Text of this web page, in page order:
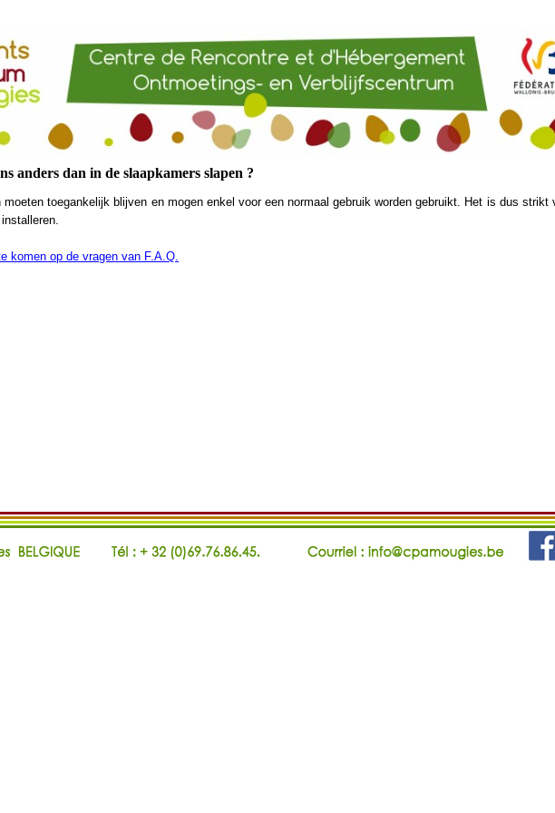
anders dan in de slaapkamers slapen ?
moeten toegankelijk blijven en mogen enkel voor een normaal gebruik worden gebruikt. Het is dus strikt
komen op de vragen van F.A.Q.